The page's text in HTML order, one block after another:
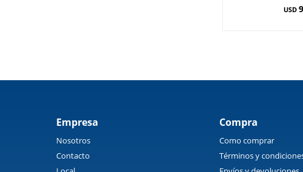
USD
Empresa
Nosotros
Contacto
Compra
Como comprar
Términos y